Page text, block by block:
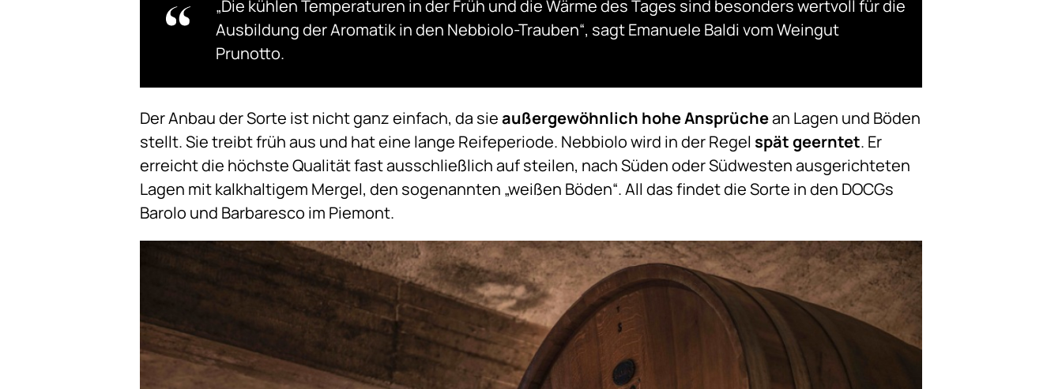
„Die kühlen Temperaturen in der Früh und die Wärme des Tages sind besonders wertvoll für die
Ausbildung der Aromatik in den Nebbiolo-Trauben“, sagt Emanuele Baldi vom Weingut
Prunotto.
Der Anbau der Sorte ist nicht ganz einfach, da sieaußergewöhnlich hohe Ansprüchean Lagen und Böden
stellt. Sie treibt früh aus und hat eine lange Reifeperiode. Nebbiolo wird in der Regel spät geerntet. Er
erreicht die höchste Qualität fast ausschließlich auf steilen, nach Süden oder Südwesten ausgerichteten
Lagen mit kalkhaltigem Mergel, den sogenannten „weißen Böden“. All das findet die Sorte in den DOCGs
Barolo und Barbaresco im Piemont.